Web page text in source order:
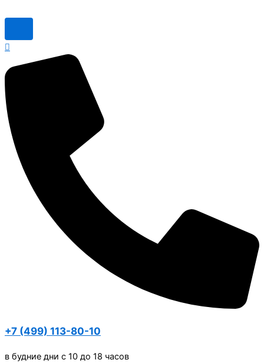
+7 (499) 113-80-10
в будние дни с 10 до 18 часов